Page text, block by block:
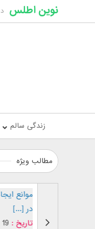
نوین اطلس
زندگی سالم
مطالب ویژه
موانع
در [...]
تاریخ : 19 / 12 / 1402